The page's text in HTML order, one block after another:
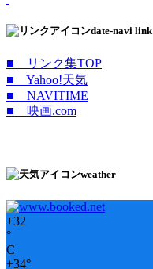
date-navi link
■ リンク集TOP
■ Yahoo!天気
■ NAVITIME
■ 映画.com
weather
+32
°
C
+34°